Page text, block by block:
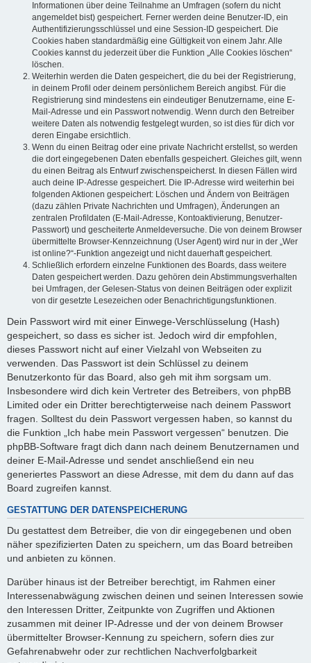
Informationen über deine Teilnahme an Umfragen (sofern du nicht
angemeldet bist) gespeichert. Ferner werden deine Benutzer-ID, ein
Authentifizierungsschlüssel und eine Session-ID gespeichert. Die
Cookies haben standardmäßig eine Gültigkeit von einem Jahr. Alle
Cookies kannst du jederzeit über die Funktion „Alle Cookies löschen“
löschen.
Weiterhin werden die Daten gespeichert, die du bei der Registrierung,
in deinem Profil oder deinem persönlichem Bereich angibst. Für die
Registrierung sind mindestens ein eindeutiger Benutzername, eine E-
Mail-Adresse und ein Passwort notwendig. Wenn durch den Betreiber
weitere Daten als notwendig festgelegt wurden, so ist dies für dich vor
deren Eingabe ersichtlich.
Wenn du einen Beitrag oder eine private Nachricht erstellst, so werden
die dort eingegebenen Daten ebenfalls gespeichert. Gleiches gilt, wenn
du einen Beitrag als Entwurf zwischenspeicherst. In diesen Fällen wird
auch deine IP-Adresse gespeichert. Die IP-Adresse wird weiterhin bei
folgenden Aktionen gespeichert: Löschen und Ändern von Beiträgen
(dazu zählen Private Nachrichten und Umfragen), Änderungen an
zentralen Profildaten (E-Mail-Adresse, Kontoaktivierung, Benutzer-
Passwort) und gescheiterte Anmeldeversuche. Die von deinem Browser
übermittelte Browser-Kennzeichnung (User Agent) wird nur in der „Wer
ist online?“-Funktion angezeigt und nicht dauerhaft gespeichert.
Schließlich erfordern einzelne Funktionen des Boards, dass weitere
Daten gespeichert werden. Dazu gehören dein Abstimmungsverhalten
bei Umfragen, der Gelesen-Status von deinen Beiträgen oder explizit
von dir gesetzte Lesezeichen oder Benachrichtigungsfunktionen.
Dein Passwort wird mit einer Einwege-Verschlüsselung (Hash)
gespeichert, so dass es sicher ist. Jedoch wird dir empfohlen,
dieses Passwort nicht auf einer Vielzahl von Webseiten zu
verwenden. Das Passwort ist dein Schlüssel zu deinem
Benutzerkonto für das Board, also geh mit ihm sorgsam um.
Insbesondere wird dich kein Vertreter des Betreibers, von phpBB
Limited oder ein Dritter berechtigterweise nach deinem Passwort
fragen. Solltest du dein Passwort vergessen haben, so kannst du
die Funktion „Ich habe mein Passwort vergessen“ benutzen. Die
phpBB-Software fragt dich dann nach deinem Benutzernamen und
deiner E-Mail-Adresse und sendet anschließend ein neu
generiertes Passwort an diese Adresse, mit dem du dann auf das
Board zugreifen kannst.
GESTATTUNG DER DATENSPEICHERUNG
Du gestattest dem Betreiber, die von dir eingegebenen und oben
näher spezifizierten Daten zu speichern, um das Board betreiben
und anbieten zu können.
Darüber hinaus ist der Betreiber berechtigt, im Rahmen einer
Interessenabwägung zwischen deinen und seinen Interessen sowie
den Interessen Dritter, Zeitpunkte von Zugriffen und Aktionen
zusammen mit deiner IP-Adresse und der von deinem Browser
übermittelter Browser-Kennung zu speichern, sofern dies zur
Gefahrenabwehr oder zur rechtlichen Nachverfolgbarkeit